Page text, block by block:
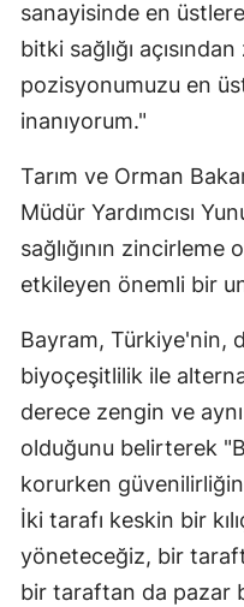
sanayisinde en
bitki sağlığı
pozisyonumuzu en
inanıyorum."
Tarım ve Orman
Müdür Yardımcısı
sağlığının zincirleme
etkileyen önemli bir
Bayram, Türkiye'nin,
biyoçeşitlilik ile
derece zengin ve
olduğunu belirterek
korurken
İki tarafı keskin bir
yöneteceğiz, bir
bir taraftan da pazar